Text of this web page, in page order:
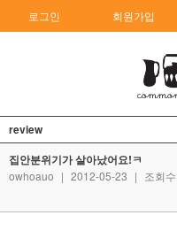
로그인 회원가입
review
집안분위기가 살아났어요!ㅋ
owhoauo | 2012-05-23 | 조회